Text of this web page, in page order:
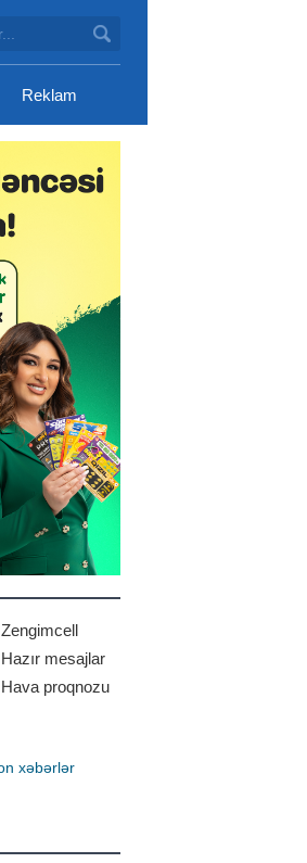
Reklam
Zengimcell
Hazır mesajlar
Hava proqnozu